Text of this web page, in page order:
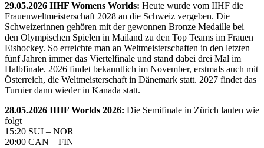
29.05.2026 IIHF Womens Worlds: Heute wurde vom IIHF die
Frauenweltmeisterschaft 2028 an die Schweiz vergeben. Die
Schweizerinnen gehören mit der gewonnen Bronze Medaille bei
den Olympischen Spielen in Mailand zu den Top Teams im Frauen
Eishockey. So erreichte man an Weltmeisterschaften in den letzten
fünf Jahren immer das Viertelfinale und stand dabei drei Mal im
Halbfinale. 2026 findet bekanntlich im November, erstmals auch mit
Österreich, die Weltmeisterschaft in Dänemark statt. 2027 findet das
Turnier dann wieder in Kanada statt.
28.05.2026 IIHF Worlds 2026: Die Semifinale in Zürich lauten wie
folgt
15:20 SUI – NOR
20:00 CAN – FIN